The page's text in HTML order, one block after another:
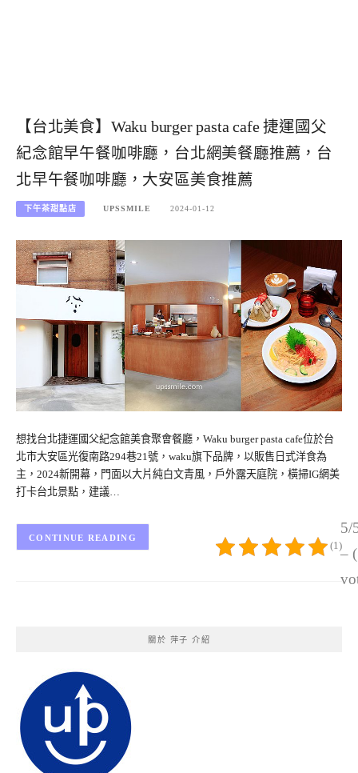
【台北美食】Waku burger pasta cafe 捷運國父
紀念館早午餐咖啡廳，台北網美餐廳推薦，台
北早午餐咖啡廳，大安區美食推薦
下午茶甜點店 UPSSMILE 2024-01-12
想找台北捷運國父紀念館美食聚會餐廳，Waku burger pasta cafe位於台
北市大安區光復南路294巷21號，waku旗下品牌，以販售日式洋食為
主，2024新開幕，門面以大片純白文青風，戶外露天庭院，橫掃IG網美
打卡台北景點，建議…
5/
–
(1)
CONTINUE READING
關於 萍子 介紹